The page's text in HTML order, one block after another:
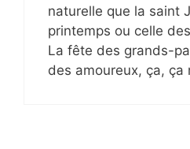
naturelle que la saint
printemps ou celle
La fête des grands-
des amoureux, ça,